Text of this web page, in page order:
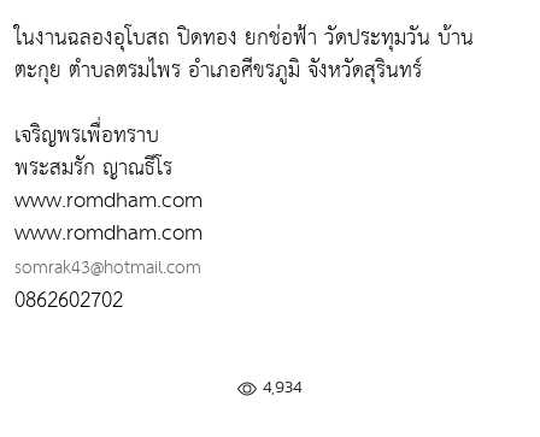
ในงานฉลองอุโบสถ ปิดทอง ยกช่อฟ้า วัดประทุมวัน บ้าน
ตะกุย ตำบลตรมไพร อำเภอศีขรภูมิ จังหวัดสุรินทร์
เจริญพรเพื่อทราบ
พระสมรัก ญาณธีโร
www.romdham.com
www.romdham.com
somrak43@hotmail.com
0862602702
4,934